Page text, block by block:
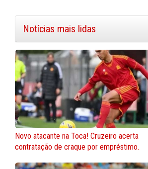
Notícias mais lidas
Novo atacante na Toca! Cruzeiro acerta
contratação de craque por empréstimo.